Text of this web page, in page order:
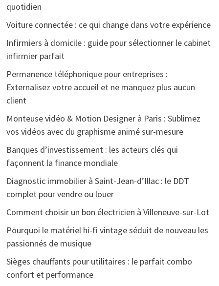
quotidien
Voiture connectée : ce qui change dans votre expérience
Infirmiers à domicile : guide pour sélectionner le cabinet
infirmier parfait
Permanence téléphonique pour entreprises :
Externalisez votre accueil et ne manquez plus aucun
client
Monteuse vidéo & Motion Designer à Paris : Sublimez
vos vidéos avec du graphisme animé sur-mesure
Banques d’investissement : les acteurs clés qui
façonnent la finance mondiale
Diagnostic immobilier à Saint-Jean-d’Illac : le DDT
complet pour vendre ou louer
Comment choisir un bon électricien à Villeneuve-sur-Lot
Pourquoi le matériel hi-fi vintage séduit de nouveau les
passionnés de musique
Sièges chauffants pour utilitaires : le parfait combo
confort et performance